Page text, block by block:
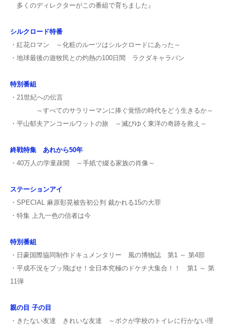
多くのディレクターがこの番組で育ちました』
シルクロード特番
・紅花ロマン ～化粧のルーツはシルクロードにあった～
・地球最後の遊牧民との灼熱の100日間 ラクダキャラバン
特別番組
・21世紀への伝言
～すべてのサラリーマンに捧ぐ覚悟の時代をどう生きるか～
・平山郁夫アンコールワットの旅 ～滅びゆく東洋の奇跡を救え～
終戦特集 あれから50年
・40万人の学童疎開 ～手紙で綴る家族の肖像～
ステーションアイ
・SPECIAL 麻原彰晃被告初公判 裁かれる15の大罪
・特集 上九一色の信者は今
特別番組
・日豪国際協同制作ドキュメンタリー 風の博物誌 第1 ～ 第4部
・平成不況をブッ飛ばせ！全日本究極のドケチ大集合！！ 第1 ～ 第
11弾
親の目 子の目
・きたない友達 きれいな友達 ～ボクが学校のトイレに行かない理